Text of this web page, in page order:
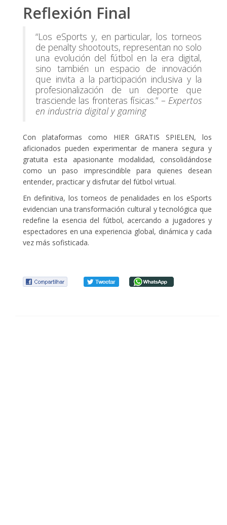
Reflexión Final
“Los eSports y, en particular, los torneos
de penalty shootouts, representan no solo
una evolución del fútbol en la era digital,
sino también un espacio de innovación
que invita a la participación inclusiva y la
profesionalización de un deporte que
trasciende las fronteras físicas.” – Expertos
en industria digital y gaming
Con plataformas como HIER GRATIS SPIELEN, los
aficionados pueden experimentar de manera segura y
gratuita esta apasionante modalidad, consolidándose
como un paso imprescindible para quienes desean
entender, practicar y disfrutar del fútbol virtual.
En definitiva, los torneos de penalidades en los eSports
evidencian una transformación cultural y tecnológica que
redefine la esencia del fútbol, acercando a jugadores y
espectadores en una experiencia global, dinámica y cada
vez más sofisticada.